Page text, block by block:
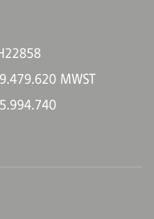
MWST